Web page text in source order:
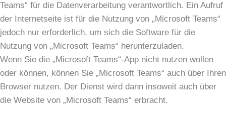
Teams“ für die Datenverarbeitung verantwortlich. Ein Aufruf
der Internetseite ist für die Nutzung von „Microsoft Teams“
jedoch nur erforderlich, um sich die Software für die
Nutzung von „Microsoft Teams“ herunterzuladen.
Wenn Sie die „Microsoft Teams“-App nicht nutzen wollen
oder können, können Sie „Microsoft Teams“ auch über Ihren
Browser nutzen. Der Dienst wird dann insoweit auch über
die Website von „Microsoft Teams“ erbracht.